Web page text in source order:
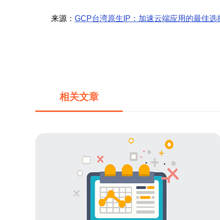
来源： GCP台湾原生IP：加速云端应用的最佳选
相关文章